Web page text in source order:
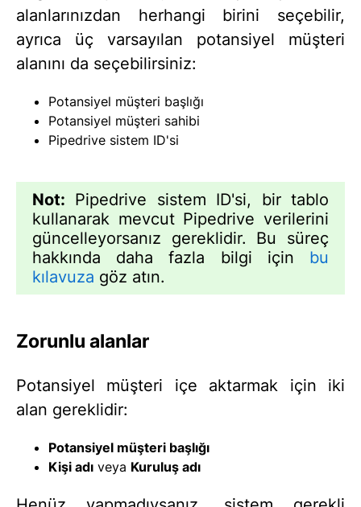
alanlarınızdan herhangi birini seçebilir,
ayrıca üç varsayılan potansiyel müşteri
alanını da seçebilirsiniz:
Potansiyel müşteri başlığı
Potansiyel müşteri sahibi
Pipedrive sistem ID'si
Not: Pipedrive sistem ID'si, bir tablo
kullanarak mevcut Pipedrive verilerini
güncelleyorsanız gereklidir. Bu süreç
hakkında daha fazla bilgi için bu
kılavuza göz atın.
Zorunlu alanlar
Potansiyel müşteri içe aktarmak için iki
alan gereklidir:
Potansiyel müşteri başlığı
Kişi adı veya Kuruluş adı